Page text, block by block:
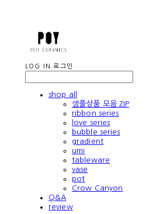
LOG IN 로그인
shop all
샘플상품 모음 ZIP
ribbon series
love series
bubble series
gradient
umi
tableware
vase
pot
Crow Canyon
Q&A
review